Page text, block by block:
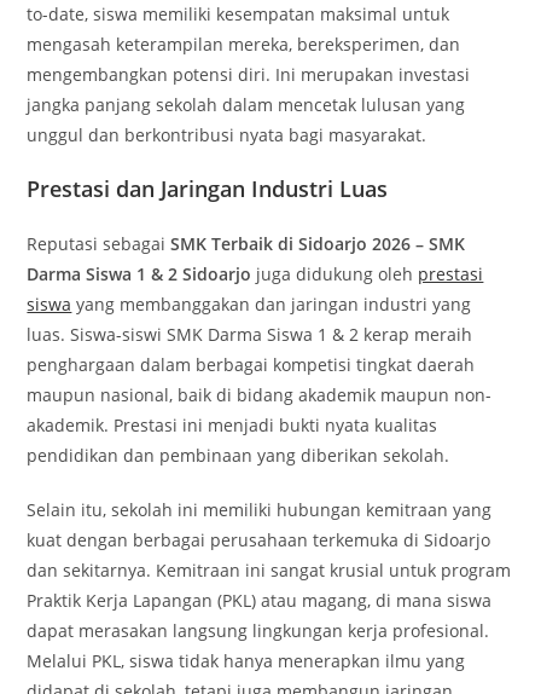
to-date, siswa memiliki kesempatan maksimal untuk
mengasah keterampilan mereka, bereksperimen, dan
mengembangkan potensi diri. Ini merupakan investasi
jangka panjang sekolah dalam mencetak lulusan yang
unggul dan berkontribusi nyata bagi masyarakat.
Prestasi dan Jaringan Industri Luas
Reputasi sebagaiSMK Terbaik di Sidoarjo 2026 – SMK
Darma Siswa 1 & 2 Sidoarjo juga didukung oleh prestasi
siswa yang membanggakan dan jaringan industri yang
luas. Siswa-siswi SMK Darma Siswa 1 & 2 kerap meraih
penghargaan dalam berbagai kompetisi tingkat daerah
maupun nasional, baik di bidang akademik maupun non-
akademik. Prestasi ini menjadi bukti nyata kualitas
pendidikan dan pembinaan yang diberikan sekolah.
Selain itu, sekolah ini memiliki hubungan kemitraan yang
kuat dengan berbagai perusahaan terkemuka di Sidoarjo
dan sekitarnya. Kemitraan ini sangat krusial untuk program
Praktik Kerja Lapangan (PKL) atau magang, di mana siswa
dapat merasakan langsung lingkungan kerja profesional.
Melalui PKL, siswa tidak hanya menerapkan ilmu yang